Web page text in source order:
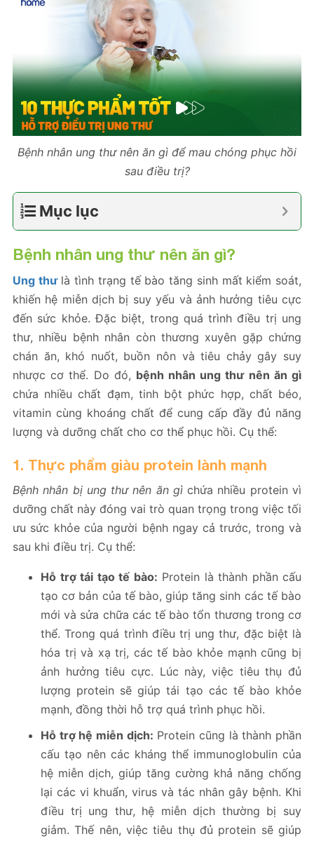
Bệnh nhân ung thư nên ăn gì để mau chóng phục hồi
sau điều trị?
Mục lục
Bệnh nhân ung thư nên ăn gì?
Ung thưlà tình trạng tế bào tăng sinh mất kiểm soát,
khiến hệ miễn dịch bị suy yếu và ảnh hưởng tiêu cực
đến sức khỏe. Đặc biệt, trong quá trình điều trị ung
thư, nhiều bệnh nhân còn thương xuyên gặp chứng
chán ăn, khó nuốt, buồn nôn và tiêu chảy gây suy
nhược cơ thể. Do đó, bệnh nhân ung thư nên ăn gì
chứa nhiều chất đạm, tinh bột phức hợp, chất béo,
vitamin cùng khoáng chất để cung cấp đầy đủ năng
lượng và dưỡng chất cho cơ thể phục hồi. Cụ thể:
1. Thực phẩm giàu protein lành mạnh
Bệnh nhân bị ung thư nên ăn gìchứa nhiều protein vì
dưỡng chất này đóng vai trò quan trọng trong việc tối
ưu sức khỏe của người bệnh ngay cả trước, trong và
sau khi điều trị. Cụ thể:
Hỗ trợ tái tạo tế bào: Protein là thành phần cấu
tạo cơ bản của tế bào, giúp tăng sinh các tế bào
mới và sửa chữa các tế bào tổn thương trong cơ
thể. Trong quá trình điều trị ung thư, đặc biệt là
hóa trị và xạ trị, các tế bào khỏe mạnh cũng bị
ảnh hưởng tiêu cực. Lúc này, việc tiêu thụ đủ
lượng protein sẽ giúp tái tạo các tế bào khỏe
mạnh, đồng thời hỗ trợ quá trình phục hồi.
Hỗ trợ hệ miễn dịch: Protein cũng là thành phần
cấu tạo nên các kháng thể immunoglobulin của
hệ miễn dịch, giúp tăng cường khả năng chống
lại các vi khuẩn, virus và tác nhân gây bệnh. Khi
điều trị ung thư, hệ miễn dịch thường bị suy
giảm. Thế nên, việc tiêu thụ đủ protein sẽ giúp